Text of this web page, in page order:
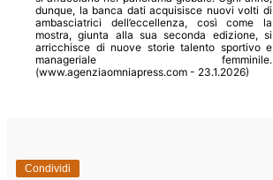
dunque, la banca dati acquisisce nuovi volti di
ambasciatrici dell’eccellenza, così come la
mostra, giunta alla sua seconda edizione, si
arricchisce di nuove storie talento sportivo e
manageriale femminile.
(www.agenziaomniapress.com - 23.1.2026)
Condividi